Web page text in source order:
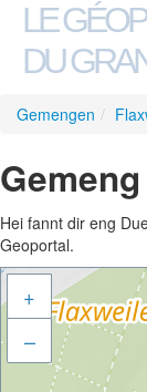
LE
DU
Gemengen /
Hei fannt dir eng
Geoportal.
+
–